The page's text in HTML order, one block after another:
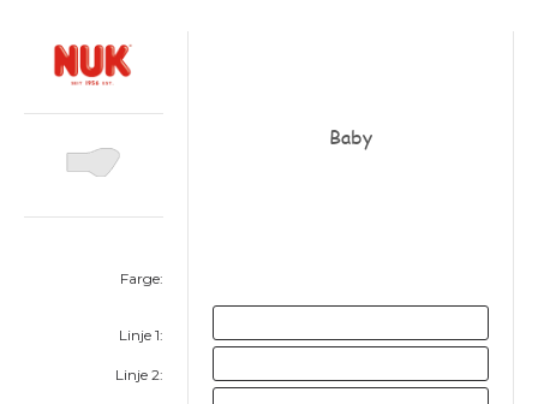
Farge:
Linje 1:
Linje 2:
Baby